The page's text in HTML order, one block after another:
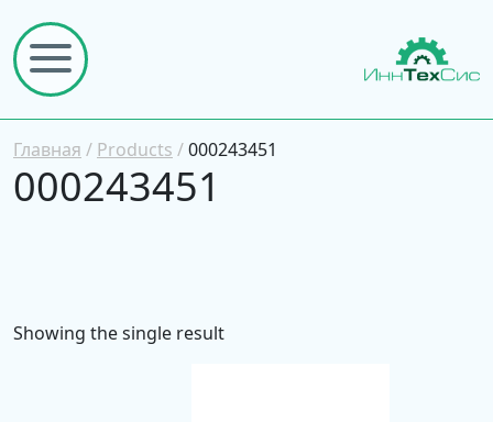
Главная / Products /000243451
000243451
Showing the single result